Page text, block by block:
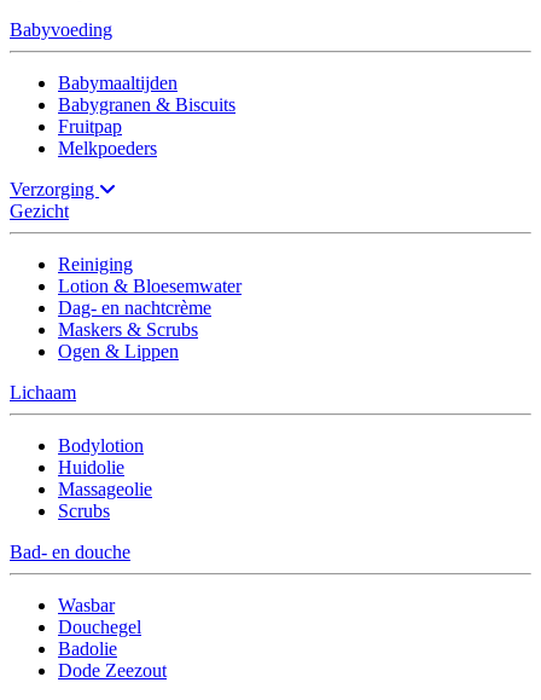
Babyvoeding
Babymaaltijden
Babygranen & Biscuits
Fruitpap
Melkpoeders
Verzorging
Gezicht
Reiniging
Lotion & Bloesemwater
Dag- en nachtcrème
Maskers & Scrubs
Ogen & Lippen
Lichaam
Bodylotion
Huidolie
Massageolie
Scrubs
Bad- en douche
Wasbar
Douchegel
Badolie
Dode Zeezout